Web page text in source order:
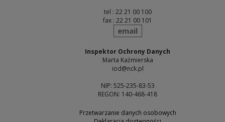
tel : 22 21 00 100
fax : 22 21 00 101
send
email
Inspektor Ochrony Danych
Marta Kaźmierska
iod@nck.pl
NIP: 525-235-83-53
REGON: 140-468-418
Przetwarzanie danych osobowych